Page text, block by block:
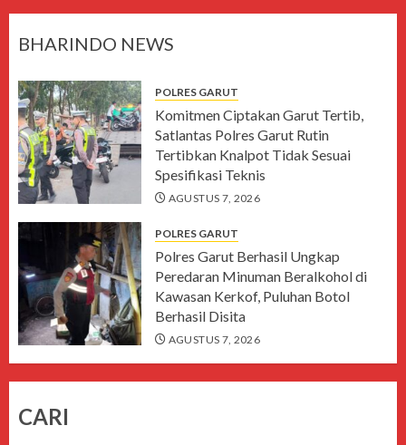
BHARINDO NEWS
POLRES GARUT
Komitmen Ciptakan Garut Tertib,
Satlantas Polres Garut Rutin
Tertibkan Knalpot Tidak Sesuai
Spesifikasi Teknis
AGUSTUS 7, 2026
POLRES GARUT
Polres Garut Berhasil Ungkap
Peredaran Minuman Beralkohol di
Kawasan Kerkof, Puluhan Botol
Berhasil Disita
AGUSTUS 7, 2026
CARI